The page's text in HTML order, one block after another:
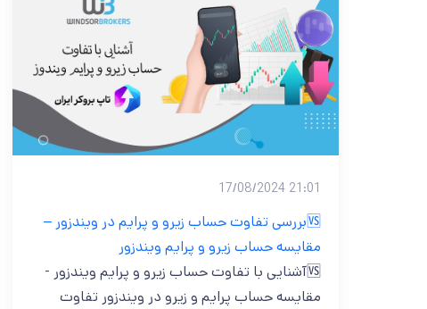
21:01 17/08/2024
🆚بررسی تفاوت حساب زیرو و پرایم در ویندزور –
مقایسه حساب زیرو و پرایم ویندزور
🆚آشنایی با تفاوت حساب زیرو و پرایم ویندزور -
مقایسه حساب پرایم و زیرو در ویندزور تفاوت